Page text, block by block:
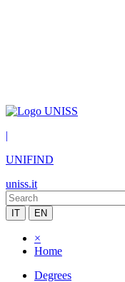
|
UNIFIND
uniss.it
IT EN
×
Home
Degrees